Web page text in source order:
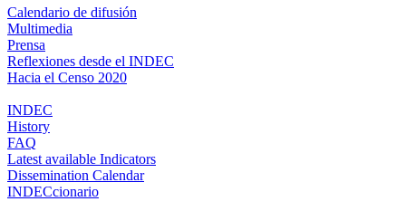
Calendario de difusión
Multimedia
Prensa
Reflexiones desde el INDEC
Hacia el Censo 2020
INDEC
History
FAQ
Latest available Indicators
Dissemination Calendar
INDECcionario